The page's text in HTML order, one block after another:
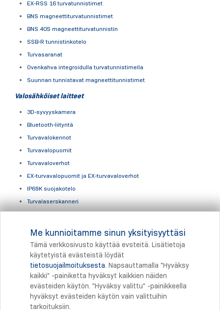
EX-RSS 16 turvatunnistimet
BNS magneettiturvatunnistimet
BNS 40S magneettiturvatunnistin
SSB-R tunnistinkotelo
Turvasaranat
Ovenkahva integroidulla turvatunnistimella
Suunnan tunnistavat magneettitunnistimet
Valosähköiset laitteet
3D-syvyyskamera
Bluetooth-liityntä
Turvavalokennot
Turvavalopuomit
Turvavaloverhot
EX-turvavalopuomit ja EX-turvavaloverhot
IP69K suojakotelo
Turvalaserskanneri
Hissituotteet ja hissijärjestelmät
Tulostus
Me kunnioitamme sinun yksityisyyttäsi
Tämä verkkosivusto käyttää evsteitä. Lisätietoja
käytetyistä evästeistä löydät
tietosuojailmoituksesta. Napsauttamalla "Hyväksy
kaikki" -painiketta hyväksyt kaikkien näiden
evästeiden käytön. "Hyväksy valittu" -painikkeella
hyväksyt evästeiden käytön vain valittuihin
tarkoituksiin.